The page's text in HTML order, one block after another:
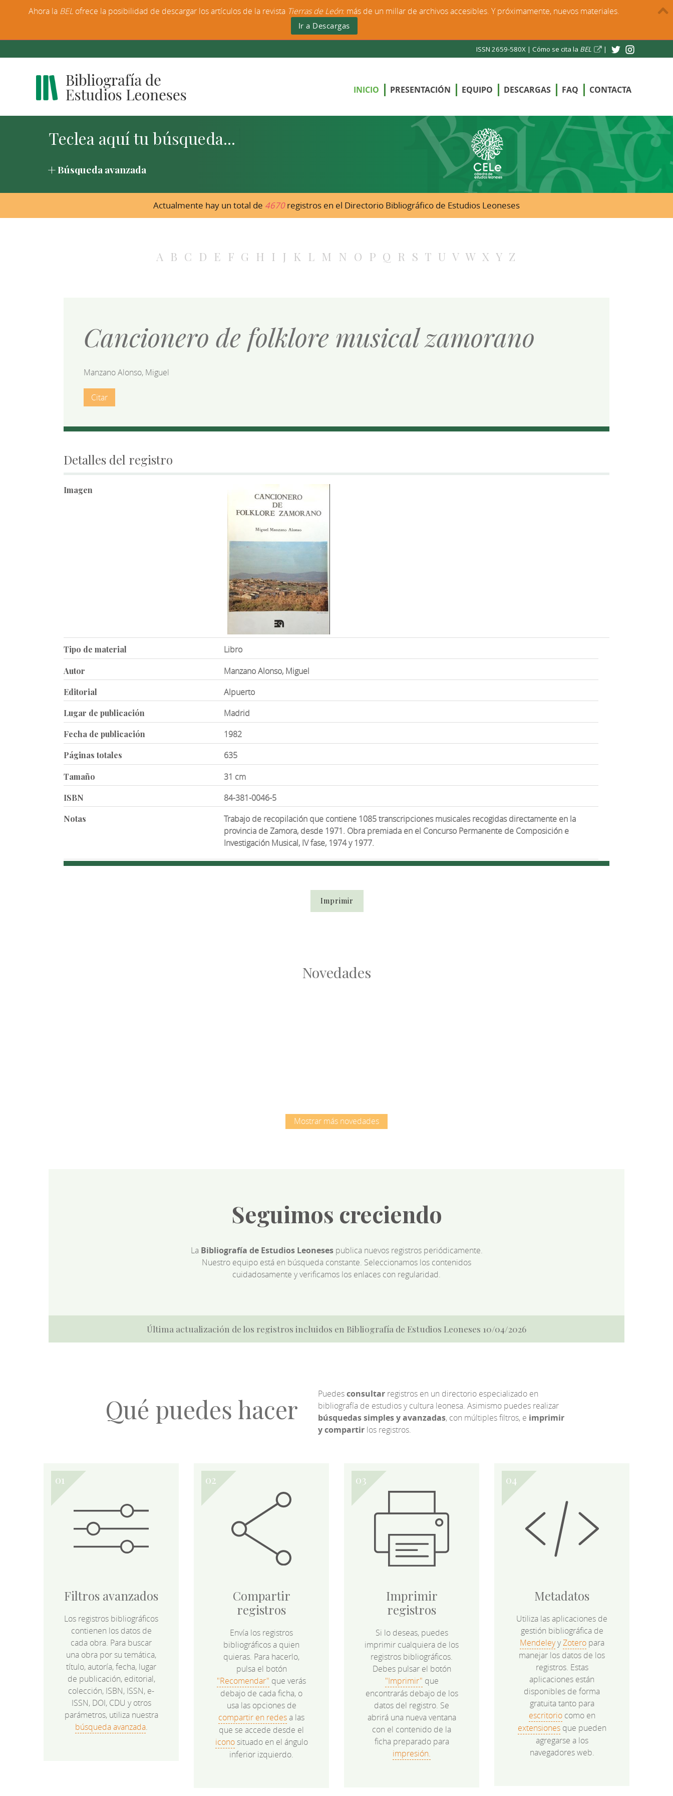
ISSN 2659-580X | Cómo se cita la BEL |
INICIO PRESENTACIÓN EQUIPO DESCARGAS FAQ CONTACTA
Búsqueda avanzada
Actualmente hay un total de 4670registros en el Directorio Bibliográfico de Estudios Leoneses
A B C D E F G H I J K L M N O P Q R S T U V W X Y Z
Cancionero de folklore musical zamorano
Manzano Alonso, Miguel
Citar
Detalles del registro
Imagen
Tipo de material Libro
Autor Manzano Alonso, Miguel
Editorial Alpuerto
Lugar de publicación Madrid
Fecha de publicación 1982
Páginas totales 635
Tamaño 31 cm
ISBN 84-381-0046-5
Notas
Trabajo de recopilación que contiene 1085 transcripciones musicales recogidas directamente en la
provincia de Zamora, desde 1971. Obra premiada en el Concurso Permanente de Composición e
Investigación Musical, IV fase, 1974 y 1977.
Imprimir
Novedades
Mostrar más novedades
Seguimos creciendo
La Bibliografía de Estudios Leonesespublica nuevos registros periódicamente.
Nuestro equipo está en búsqueda constante. Seleccionamos los contenidos
cuidadosamente y verificamos los enlaces con regularidad.
Última actualización de los registros incluidos en Bibliografía de Estudios Leoneses 10/04/2026
Qué puedes hacer Puedesconsultarregistros en un directorio especializado en
bibliografía de estudios y cultura leonesa. Asimismo puedes realizar
búsquedas simples y avanzadas, con múltiples filtros, e imprimir
y compartirlos registros.
Filtros avanzados
Los registros bibliográficos
contienen los datos de
cada obra. Para buscar
una obra por su temática,
título, autoría, fecha, lugar
de publicación, editorial,
colección, ISBN, ISSN, e-
ISSN, DOI, CDU y otros
parámetros, utiliza nuestra
búsqueda avanzada.
Compartir
registros
Envía los registros
bibliográficos a quien
quieras. Para hacerlo,
pulsa el botón
"Recomendar" que verás
debajo de cada ficha, o
usa las opciones de
compartir en redesa las
que se accede desde el
iconosituado en el ángulo
inferior izquierdo.
Imprimir
registros
Si lo deseas, puedes
imprimir cualquiera de los
registros bibliográficos.
Debes pulsar el botón
"Imprimir" que
encontrarás debajo de los
datos del registro. Se
abrirá una nueva ventana
con el contenido de la
ficha preparado para
impresión.
Metadatos
Utiliza las aplicaciones de
gestión bibliográfica de
MendeleyyZoteropara
manejar los datos de los
registros. Estas
aplicaciones están
disponibles de forma
gratuita tanto para
escritoriocomo en
extensionesque pueden
agregarse a los
navegadores web.
Ahora la BEL ofrece la posibilidad de descargar los artículos de la revista Tierras de León: más de un millar de archivos accesibles. Y próximamente, nuevos materiales.
Ir a Descargas